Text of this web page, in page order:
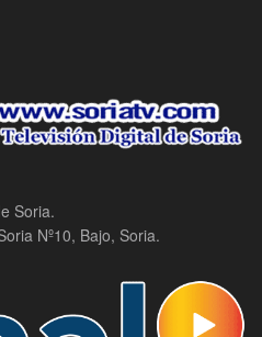
Soria.
Nº10, Bajo, Soria.